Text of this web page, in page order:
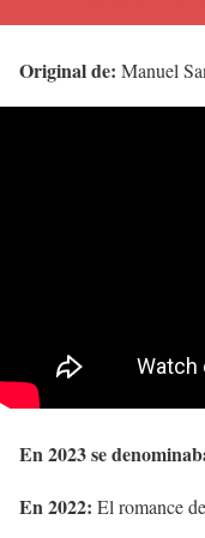
Original de: Manuel
En 2023 se
En 2022: El romance